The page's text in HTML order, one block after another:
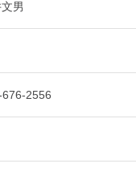
男
2556